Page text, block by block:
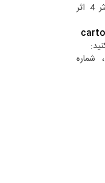
هر شرکت‌کننده مجاز به ارسال حداکثر 4 اثر
شماره